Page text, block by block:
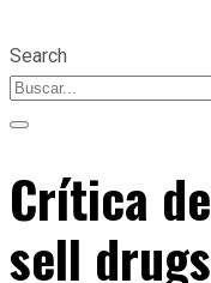
Search
Crítica
sell